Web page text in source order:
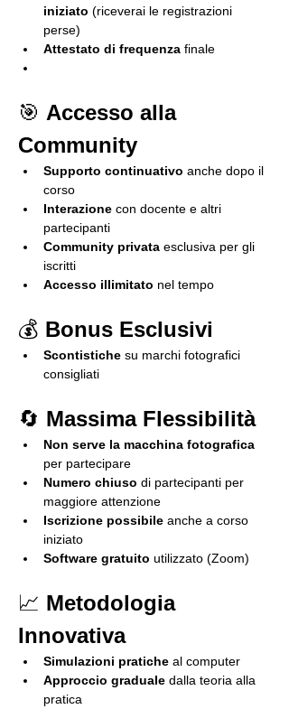
iniziato (riceverai le registrazioni
perse)
Attestato di frequenza finale
🎯 Accesso alla
Community
Supporto continuativo anche dopo il
corso
Interazione con docente e altri
partecipanti
Community privata esclusiva per gli
iscritti
Accesso illimitato nel tempo
💰 Bonus Esclusivi
Scontistiche su marchi fotografici
consigliati
🔄 Massima Flessibilità
Non serve la macchina fotografica
per partecipare
Numero chiuso di partecipanti per
maggiore attenzione
Iscrizione possibile anche a corso
iniziato
Software gratuito utilizzato (Zoom)
📈 Metodologia
Innovativa
Simulazioni pratiche al computer
Approccio graduale dalla teoria alla
pratica